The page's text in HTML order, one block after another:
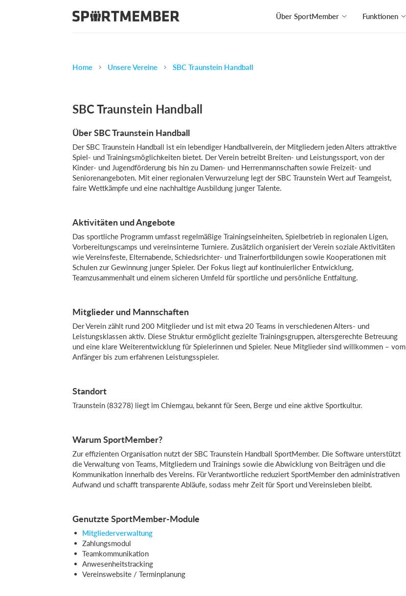
Über SportMember Funktionen
Home Unsere Vereine SBC Traunstein Handball
SBC Traunstein Handball
Über SBC Traunstein Handball
Der SBC Traunstein Handball ist ein lebendiger Handballverein, der Mitgliedern jeden Alters attraktive
Spiel- und Trainingsmöglichkeiten bietet. Der Verein betreibt Breiten- und Leistungssport, von der
Kinder- und Jugendförderung bis hin zu Damen- und Herrenmannschaften sowie Freizeit- und
Seniorenangeboten. Mit einer regionalen Verwurzelung legt der SBC Traunstein Wert auf Teamgeist,
faire Wettkämpfe und eine nachhaltige Ausbildung junger Talente.
Aktivitäten und Angebote
Das sportliche Programm umfasst regelmäßige Trainingseinheiten, Spielbetrieb in regionalen Ligen,
Vorbereitungscamps und vereinsinterne Turniere. Zusätzlich organisiert der Verein soziale Aktivitäten
wie Vereinsfeste, Elternabende, Schiedsrichter- und Trainerfortbildungen sowie Kooperationen mit
Schulen zur Gewinnung junger Spieler. Der Fokus liegt auf kontinuierlicher Entwicklung,
Teamzusammenhalt und einem sicheren Umfeld für sportliche und persönliche Entfaltung.
Mitglieder und Mannschaften
Der Verein zählt rund 200 Mitglieder und ist mit etwa 20 Teams in verschiedenen Alters- und
Leistungsklassen aktiv. Diese Struktur ermöglicht gezielte Trainingsgruppen, altersgerechte Betreuung
und eine klare Weiterentwicklung für Spielerinnen und Spieler. Neue Mitglieder sind willkommen – vom
Anfänger bis zum erfahrenen Leistungsspieler.
Standort
Traunstein (83278) liegt im Chiemgau, bekannt für Seen, Berge und eine aktive Sportkultur.
Warum SportMember?
Zur effizienten Organisation nutzt der SBC Traunstein Handball SportMember. Die Software unterstützt
die Verwaltung von Teams, Mitgliedern und Trainings sowie die Abwicklung von Beiträgen und die
Kommunikation innerhalb des Vereins. Für Verantwortliche reduziert SportMember den administrativen
Aufwand und schafft transparente Abläufe, sodass mehr Zeit für Sport und Vereinsleben bleibt.
Genutzte SportMember-Module
Mitgliederverwaltung
Zahlungsmodul
Teamkommunikation
Anwesenheitstracking
Vereinswebsite / Terminplanung